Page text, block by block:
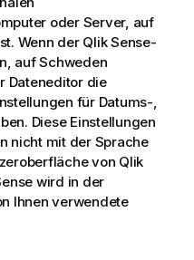
oder Server, auf
Wenn der Qlik Sense-
auf Schweden
Dateneditor die
für Datums-,
Diese Einstellungen
nicht mit der Sprache
von Qlik
wird in der
Ihnen verwendete